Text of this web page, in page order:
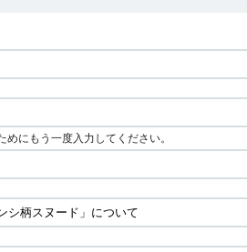
めにもう一度入力してください。